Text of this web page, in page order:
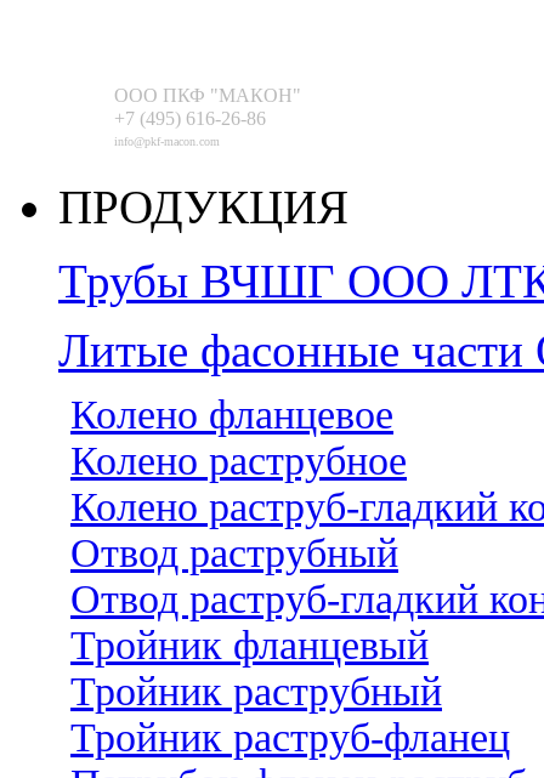
ООО ПКФ "МАКОН"
+7 (495) 616-26-86
info@pkf-macon.com
ПРОДУКЦИЯ
Трубы ВЧШГ ООО ЛТК
Литые фасонные
Колено фланцевое
Колено раструбное
Колено раструб-гладкий
Отвод раструбный
Отвод раструб-гладкий
Тройник фланцевый
Тройник раструбный
Тройник раструб-фланец